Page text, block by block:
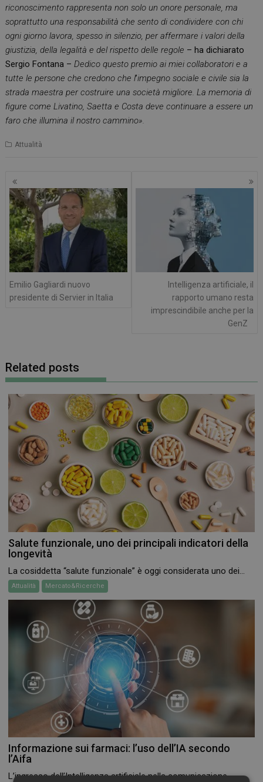
riconoscimento rappresenta non solo un onore personale, ma
soprattutto una responsabilità che sento di condividere con chi
ogni giorno lavora, spesso in silenzio, per affermare i valori della
giustizia, della legalità e del rispetto delle regole – ha dichiarato
Sergio Fontana –Dedico questo premio ai miei collaboratori e a
tutte le persone che credono che l’impegno sociale e civile sia la
strada maestra per costruire una società migliore. La memoria di
figure come Livatino, Saetta e Costa deve continuare a essere un
faro che illumina il nostro cammino».
Attualità
Navigazione
articoli
Emilio Gagliardi nuovo
presidente di Servier in Italia
Intelligenza artificiale, il
rapporto umano resta
imprescindibile anche per la
GenZ
Related posts
Salute funzionale, uno dei principali indicatori della
longevità
La cosiddetta “salute funzionale” è oggi considerata uno dei...
Attualità Mercato&Ricerche
Informazione sui farmaci: l’uso dell’IA secondo
l’Aifa
L’ingresso dell’Intelligenza artificiale nella comunicazione